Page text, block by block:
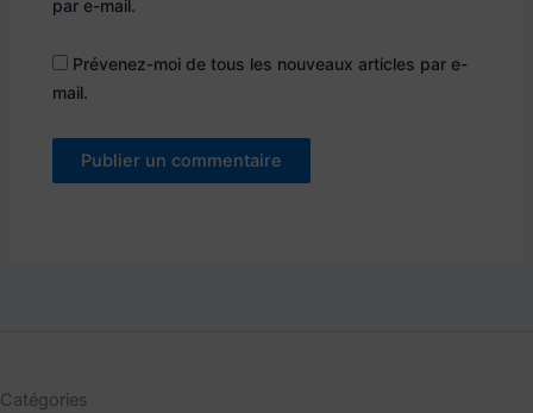
par e-mail.
Prévenez-moi de tous les nouveaux articles par e-
mail.
Catégories